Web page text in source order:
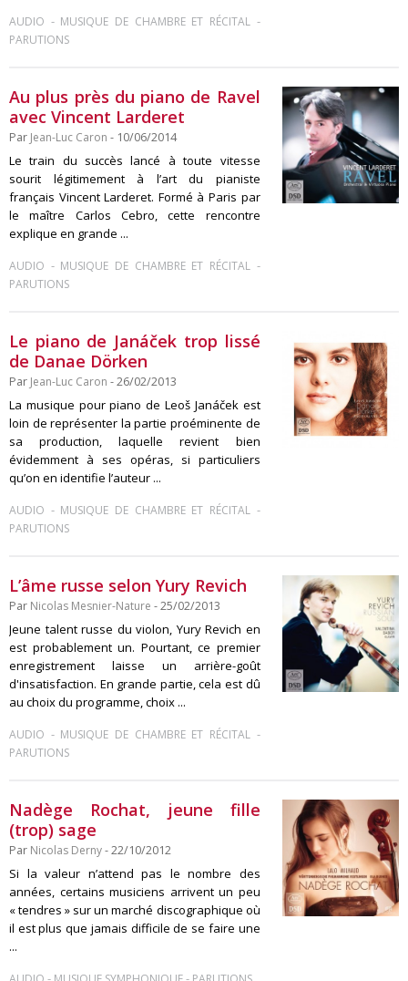
AUDIO - MUSIQUE DE CHAMBRE ET RÉCITAL-
PARUTIONS
Au plus près du piano de Ravel
avec Vincent Larderet
Par Jean-Luc Caron - 10/06/2014
Le train du succès lancé à toute vitesse
sourit légitimement à l’art du pianiste
français Vincent Larderet. Formé à Paris par
le maître Carlos Cebro, cette rencontre
explique en grande ...
AUDIO - MUSIQUE DE CHAMBRE ET RÉCITAL-
PARUTIONS
Le piano de Janáček trop lissé
de Danae Dörken
Par Jean-Luc Caron - 26/02/2013
La musique pour piano de Leoš Janáček est
loin de représenter la partie proéminente de
sa production, laquelle revient bien
évidemment à ses opéras, si particuliers
qu’on en identifie l’auteur ...
AUDIO - MUSIQUE DE CHAMBRE ET RÉCITAL-
PARUTIONS
L’âme russe selon Yury Revich
Par Nicolas Mesnier-Nature - 25/02/2013
Jeune talent russe du violon, Yury Revich en
est probablement un. Pourtant, ce premier
enregistrement laisse un arrière-goût
d'insatisfaction. En grande partie, cela est dû
au choix du programme, choix ...
AUDIO - MUSIQUE DE CHAMBRE ET RÉCITAL-
PARUTIONS
Nadège Rochat, jeune fille
(trop) sage
Par Nicolas Derny- 22/10/2012
Si la valeur n’attend pas le nombre des
années, certains musiciens arrivent un peu
« tendres » sur un marché discographique où
il est plus que jamais difficile de se faire une
...